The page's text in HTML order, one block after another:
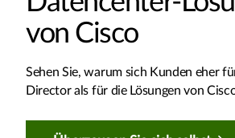
von Cisco
Sehen Sie, warum sich Kunden eher
Director als für die Lösungen von